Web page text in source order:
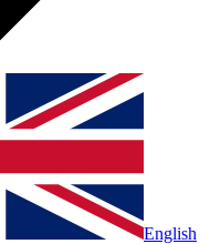
English